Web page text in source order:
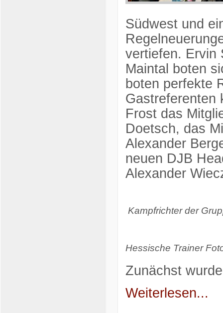
Südwest und
vertiefen. Ervin
Maintal boten
boten perfekte
Gastreferenten
Frost das
Doetsch, das
Alexander
neuen DJB
Alexander
Kampfrichter der
Hessische Trainer
Zunächst
Weiterlesen...